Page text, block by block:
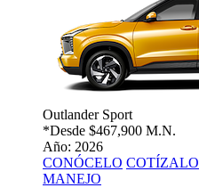
Outlander Sport
*Desde $467,900 M.N.
Año: 2026
CONÓCELO COTÍZALO
MANEJO